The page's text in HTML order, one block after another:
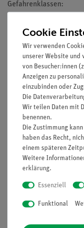
Gefahrenklassen:
2.7 (entzündbare
2.16 (korrosiv
3.1 (Akute
3.2 (Ätz-/
3.3 (Schwere
4.1 (Akut
HINWEIS: Bitte
Privatpersonen
Chemikalien nur an
Lehranstalten abgeben.
Cookie
Wir verwenden
unserer Website und
von Besucher:innen
Anzeigen zu
einzubinden oder
Die
Wir teilen Daten mit
benennen.
Die Zustimmung
haben das Recht,
einem späteren
Weitere
erklärung.
Essenziell
Funktional